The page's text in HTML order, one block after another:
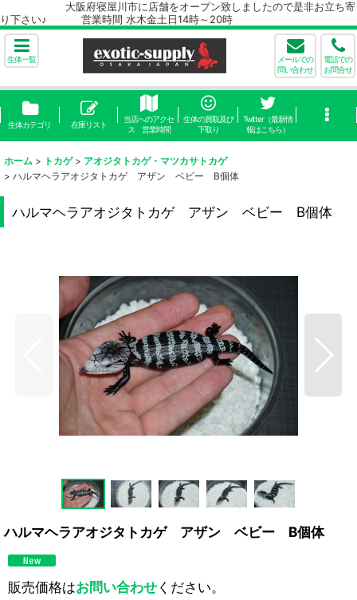
大阪府寝屋川市に店舗をオープン致しましたので是非お立ち寄
り下さい♪ 営業時間 水木金土日14時～20時
生体一覧
メールでの
問い合わせ
電話での
お問合せ
生体カテゴリ 在庫リスト
当店へのアクセ
ス 営業時間
生体の買取及び
下取り
Twitter（最新情
報はこちら）
ホーム > トカゲ > アオジタトカゲ・マツカサトカゲ
> ハルマヘラアオジタトカゲ アザン ベビー B個体
ハルマヘラアオジタトカゲ アザン ベビー B個体
ハルマヘラアオジタトカゲ アザン ベビー B個体
販売価格はお問い合わせください。